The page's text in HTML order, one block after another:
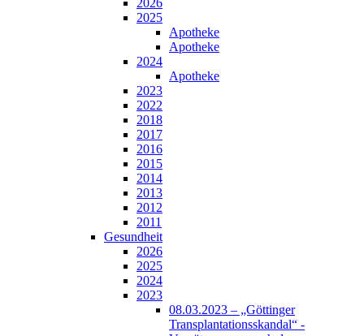
2026
2025
Apotheke
Apotheke
2024
Apotheke
2023
2022
2018
2017
2016
2015
2014
2013
2012
2011
Gesundheit
2026
2025
2024
2023
08.03.2023 – „Göttinger
Transplantationsskandal“ -